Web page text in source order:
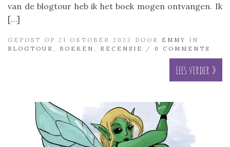
van de blogtour heb ik het boek mogen ontvangen. Ik
[…]
GEPOST OP 21 OKTOBER 2022 DOOR EMMY
IN
BLOGTOUR
BOEKEN RECENSIE / 0 COMMENTS
Lees verder »